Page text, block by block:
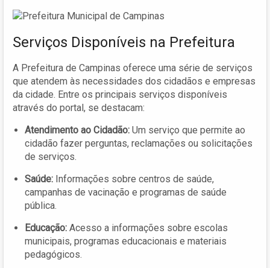
Serviços Disponíveis na Prefeitura
A Prefeitura de Campinas oferece uma série de serviços
que atendem às necessidades dos cidadãos e empresas
da cidade. Entre os principais serviços disponíveis
através do portal, se destacam:
Atendimento ao Cidadão: Um serviço que permite ao
cidadão fazer perguntas, reclamações ou solicitações
de serviços.
Saúde: Informações sobre centros de saúde,
campanhas de vacinação e programas de saúde
pública.
Educação: Acesso a informações sobre escolas
municipais, programas educacionais e materiais
pedagógicos.